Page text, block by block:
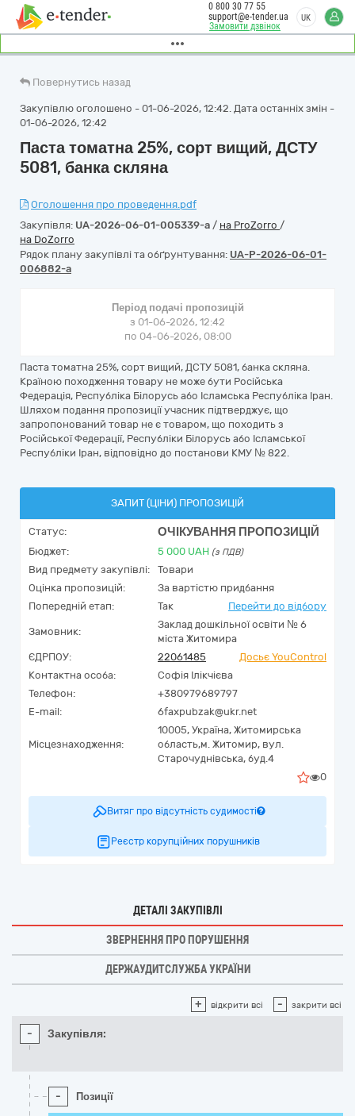
Замовити дзвінок
0 800 30 77 55
support@e-tender.ua
UK
Повернутись назад
Закупівлю оголошено - 01-06-2026, 12:42. Дата останніх змін -
01-06-2026, 12:42
Паста томатна 25%, сорт вищий, ДСТУ
5081, банка скляна
Оголошення про проведення.pdf
Закупівля: UA-2026-06-01-005339-a / на ProZorro /
на DoZorro
Рядок плану закупівлі та обґрунтування: UA-P-2026-06-01-
006882-a
Період подачі пропозицій
з 01-06-2026, 12:42
по 04-06-2026, 08:00
Паста томатна 25%, сорт вищий, ДСТУ 5081, банка скляна.
Країною походження товару не може бути Російська
Федерація, Республіка Білорусь або Ісламська Республіка Іран.
Шляхом подання пропозиції учасник підтверджує, що
запропонований товар не є товаром, що походить з
Російської Федерації, Республіки Білорусь або Ісламської
Республіки Іран, відповідно до постанови КМУ № 822.
ЗАПИТ (ЦІНИ) ПРОПОЗИЦІЙ
Статус: ОЧІКУВАННЯ ПРОПОЗИЦІЙ
Бюджет: 5 000 UAH (з ПДВ)
Вид предмету закупівлі:
Товари
Оцінка пропозицій:
За вартістю придбання
Попередній етап:
Так Перейти до відбору
Замовник:
Заклад дошкільної освіти № 6
міста Житомира
ЄДРПОУ:
22061485
Досьє YouControl
Контактна особа:
Софія Ілікчієва
Телефон:
+380979689797
E-mail:
6faxpubzak@ukr.net
Місцезнаходження:
10005, Україна, Житомирська
область,м. Житомир, вул.
Старочуднівська, буд.4
0
Витяг про відсутність судимості
Реєстр корупційних порушників
ДЕТАЛІ ЗАКУПІВЛІ
ЗВЕРНЕННЯ ПРО ПОРУШЕННЯ
ДЕРЖАУДИТСЛУЖБА УКРАЇНИ
+ відкрити всі - закрити всі
- Закупівля:
- Позиції